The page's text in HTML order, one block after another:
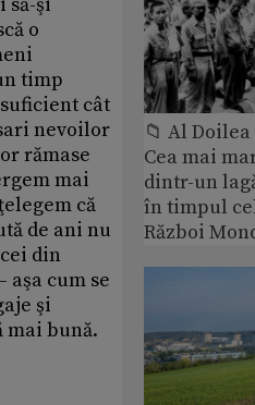
o
timp
cât
nevoilor
rămase
mai
că
de ani nu
din
aşa cum se
şi
mai bună.
📁 Al
Cea mai
dintr-un
în timpul
Război